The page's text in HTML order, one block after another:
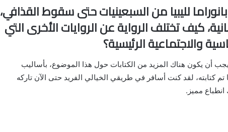
لليبيا من السبعينيات حتى سقوط القذافي،
كيف تختلف الرواية عن الروايات الأخرى التي
والاجتماعية الرئيسية؟
أن يكون هناك المزيد من الكتابات حول هذا الموضوع، بأساليب
كتابته، لقد كنت أسافر في طريقي الخيالي الفريد حتى الآن تاركه
مميز.